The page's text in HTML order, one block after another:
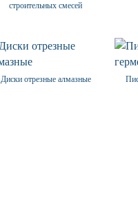
строительных смесей
Диски отрезные алмазные